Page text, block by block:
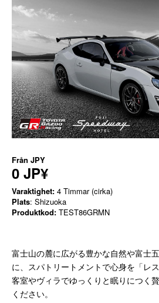
Från JPY
0 JP¥
Varaktighet: 4 Timmar (cirka)
Plats: Shizuoka
Produktkod: TEST86GRMN
富士山の麓に広がる豊かな自然や富士
に、スパトリートメントで心身を「レ
客室やヴィラでゆっくりと眠りにつく
ください。